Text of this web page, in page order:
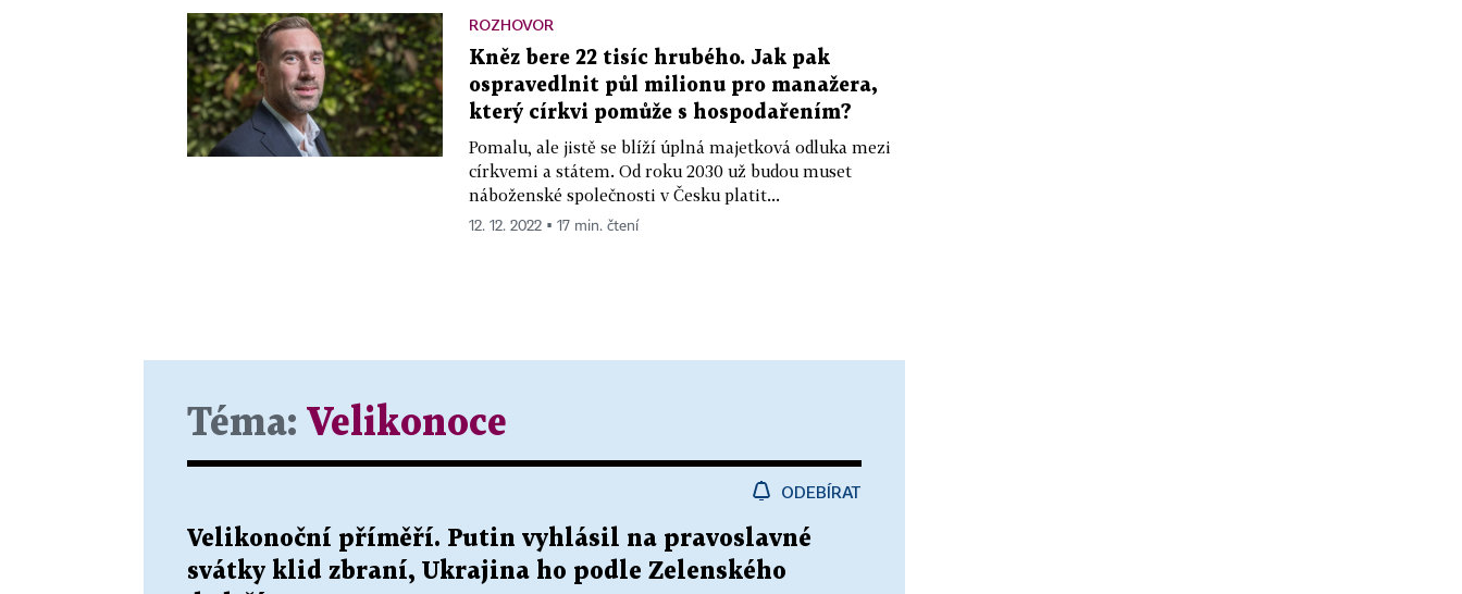
ROZHOVOR
Kněz bere 22 tisíc hrubého. Jak pak
ospravedlnit půl milionu pro manažera,
který církvi pomůže s hospodařením?
Pomalu, ale jistě se blíží úplná majetková odluka mezi
církvemi a státem. Od roku 2030 už budou muset
náboženské společnosti v Česku platit...
12. 12. 2022 ▪ 17 min. čtení
Téma: Velikonoce
ODEBÍRAT
Velikonoční příměří. Putin vyhlásil na pravoslavné
svátky klid zbraní, Ukrajina ho podle Zelenského